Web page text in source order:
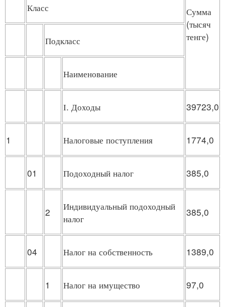
Сумма
(тысяч
тенге)
Класс
Подкласс
Наименование
І. Доходы 39723,0
1 Налоговые поступления 1774,0
01 Подоходный налог 385,0
2
Индивидуальный подоходный
налог
385,0
04 Налог на собственность 1389,0
1 Налог на имущество 97,0